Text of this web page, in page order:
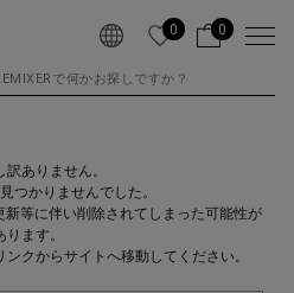
0 0
訳ありません。
つかりませんでした。
新等に伴い削除されてしまった可能性が
ります。
クからサイトへ移動してください。